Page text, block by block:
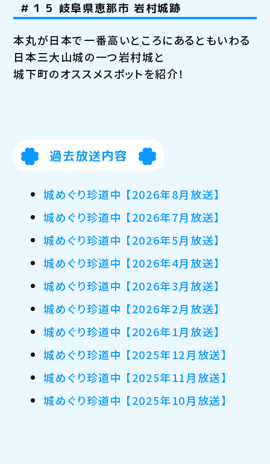
＃１５ 岐阜県恵那市 岩村城跡
本丸が日本で一番高いところにあるともいわる
日本三大山城の一つ岩村城と
城下町のオススメスポットを紹介！
過去放送内容
城めぐり珍道中 【2026年8月放送】
城めぐり珍道中 【2026年7月放送】
城めぐり珍道中 【2026年5月放送】
城めぐり珍道中 【2026年4月放送】
城めぐり珍道中 【2026年3月放送】
城めぐり珍道中 【2026年2月放送】
城めぐり珍道中 【2026年1月放送】
城めぐり珍道中 【2025年12月放送】
城めぐり珍道中 【2025年11月放送】
城めぐり珍道中 【2025年10月放送】